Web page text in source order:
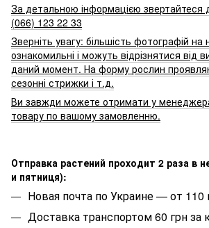
За детальною інформацією
(066) 123 22 33
Зверніть увагу: більшість фотографій на
ознакомильні і можуть відрізнятися від
даний момент. На форму рослин
сезонні стрижки і т.д.
Ви завжди можете отримати у
товару по вашому замовленню.
Отправка растений проходит 2 раза в
и пятниця):
Новая почта по Украине — от 110
Доставка транспортом 60 грн за